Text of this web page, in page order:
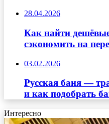
28.04.2026
Как найти
сэкономить на
03.02.2026
Русская баня —
и как подобрать
Интересно